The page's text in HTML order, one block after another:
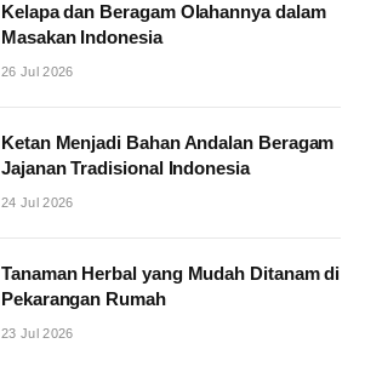
Kelapa dan Beragam Olahannya dalam
Masakan Indonesia
26 Jul 2026
Ketan Menjadi Bahan Andalan Beragam
Jajanan Tradisional Indonesia
24 Jul 2026
Tanaman Herbal yang Mudah Ditanam di
Pekarangan Rumah
23 Jul 2026